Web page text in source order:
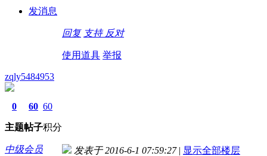
发消息
回复 支持 反对
使用道具 举报
zqly5484953
0
主题
60
帖子
60
积分
中级会员 发表于 2016-6-1 07:59:27 | 显示全部楼层